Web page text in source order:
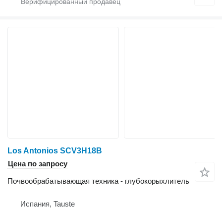
Los Antonios SCV3H18B
Цена по запросу
Почвообрабатывающая техника - глубокорыхлитель
Испания, Tauste